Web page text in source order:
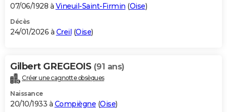
GUIDES D'ACHAT
BONS PLANS
Carte de Noël
Carte Bonne année
Carte Saint-Valentin
Carte Pâques
Carte d'anniversaire
DICTIONNAIRE
Dictionnaire
Biographies
Citations
Expressions
Proverbes
PROGRAMME TV
07/06/1928 à Vineuil-Saint-Firmin (Oise)
Décès
24/01/2026 à Creil (Oise)
Gilbert GREGEOIS (91 ans)
Créer une cagnotte obsèques
Naissance
20/10/1933 à Compiègne (Oise)